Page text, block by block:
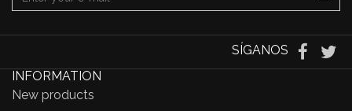
SÍGANOS
INFORMATION
New products